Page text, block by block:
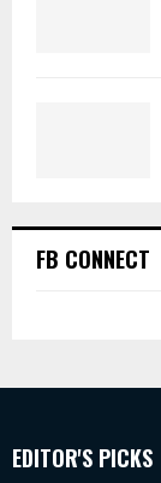
FB CONNECT
EDITOR'S PICKS